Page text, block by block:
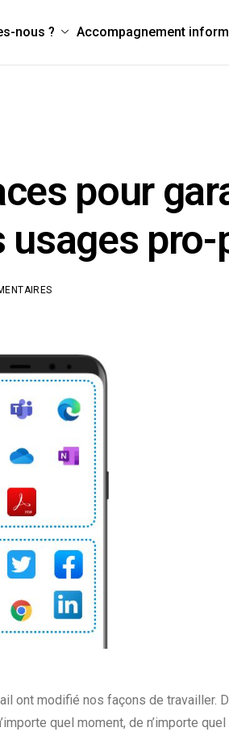
nous ? Accompagnement
pour
usages
ont modifié nos façons de travailler.
quel moment, de n’importe